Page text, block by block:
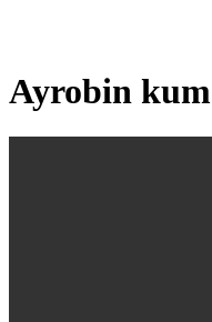
Ayrobin